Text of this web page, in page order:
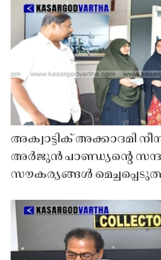
അക്വാട്ടിക് അക്കാദമി
അർജുൻ പാണ്ഡ്യൻ്റെ
സൗകര്യങ്ങൾ